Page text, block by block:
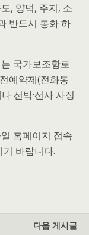
, 양덕, 주지, 소
반드시 통화 하
국가보조항로
예약제(전화통
선박·선사 사정
홈페이지 접속
기 바랍니다.
다음 게시글